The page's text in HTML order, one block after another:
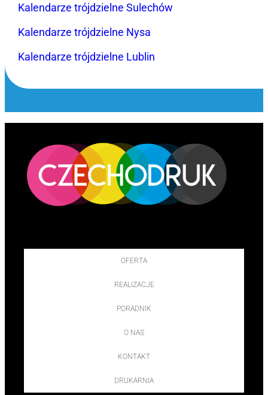
Kalendarze trójdzielne Sulechów
Kalendarze trójdzielne Nysa
Kalendarze trójdzielne Lublin
OFERTA
REALIZACJE
PORADNIK
O NAS
KONTAKT
DRUKARNIA